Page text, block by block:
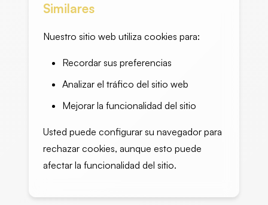
Similares
Nuestro sitio web utiliza cookies para:
Recordar sus preferencias
Analizar el tráfico del sitio web
Mejorar la funcionalidad del sitio
Usted puede configurar su navegador para
rechazar cookies, aunque esto puede
afectar la funcionalidad del sitio.